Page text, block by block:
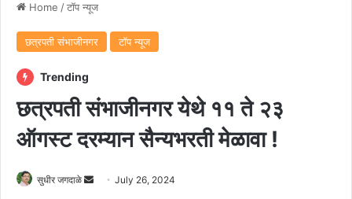
Home /टॉप न्यूज
छत्रपती संभाजीनगर टॉप न्यूज
Trending
छत्रपती संभाजीनगर येथे ११ ते २३
ऑगस्ट दरम्यान सैन्यभरती मेळावा !
सुधीर जगदाळे
SendJuly 26, 2024